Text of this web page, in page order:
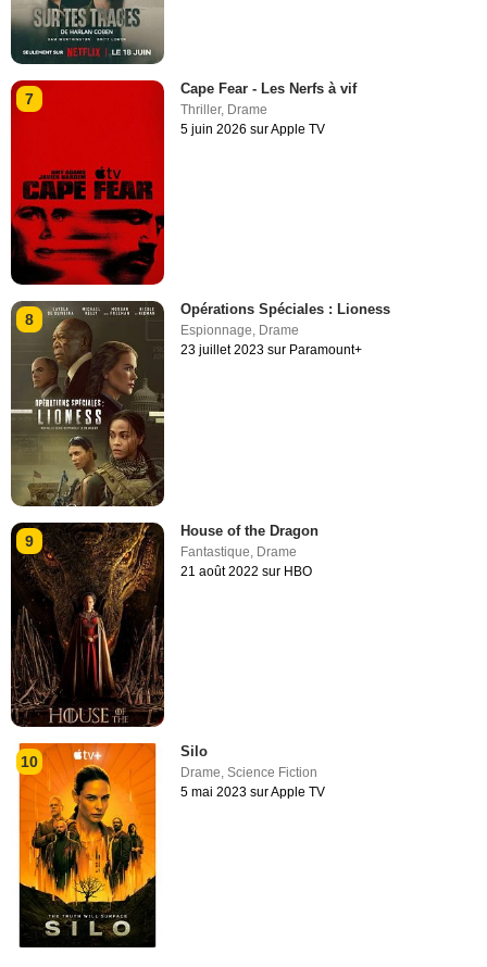
7
Cape Fear - Les Nerfs à vif
Thriller, Drame
5 juin 2026 sur Apple TV
8
Opérations Spéciales : Lioness
Espionnage, Drame
23 juillet 2023 sur Paramount+
9
House of the Dragon
Fantastique Drame
21 août 2022 sur HBO
10
Silo
Drame,Science Fiction
5 mai 2023 sur Apple TV